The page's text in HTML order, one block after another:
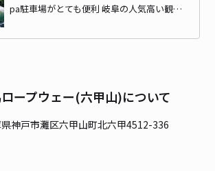
pa駐車場がとても便利 岐阜の人気高い観…
ープウェー(六甲山)について
神戸市灘区六甲山町北六甲4512-336